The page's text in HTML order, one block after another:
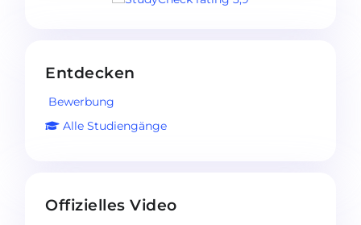
Entdecken
Bewerbung
Alle Studiengänge
Offizielles Video